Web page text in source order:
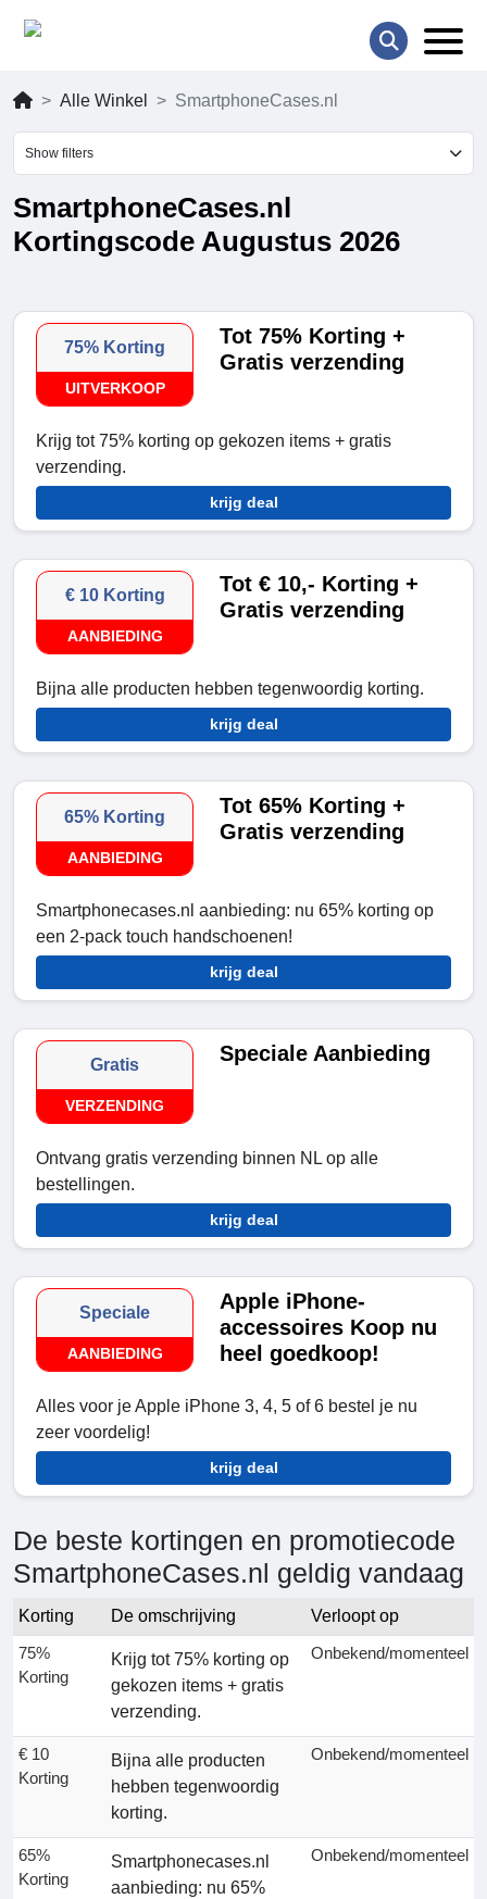
Alle Winkel SmartphoneCases.nl
Show filters
SmartphoneCases.nl
Kortingscode Augustus 2026
75% Korting
UITVERKOOP
Tot 75% Korting +
Gratis verzending
Krijg tot 75% korting op gekozen items + gratis
verzending.
krijg deal
€ 10 Korting
AANBIEDING
Tot € 10,- Korting +
Gratis verzending
Bijna alle producten hebben tegenwoordig korting.
krijg deal
65% Korting
AANBIEDING
Tot 65% Korting +
Gratis verzending
Smartphonecases.nl aanbieding: nu 65% korting op
een 2-pack touch handschoenen!
krijg deal
Gratis
VERZENDING
Speciale Aanbieding
Ontvang gratis verzending binnen NL op alle
bestellingen.
krijg deal
Speciale
AANBIEDING
Apple iPhone-
accessoires Koop nu
heel goedkoop!
Alles voor je Apple iPhone 3, 4, 5 of 6 bestel je nu
zeer voordelig!
krijg deal
De beste kortingen en promotiecode
SmartphoneCases.nl geldig vandaag
Korting De omschrijving
Verloopt op
75%
Korting
Krijg tot 75% korting op
gekozen items + gratis
verzending.
Onbekend/momenteel
€ 10
Korting
Bijna alle producten
hebben tegenwoordig
korting.
Onbekend/momenteel
65%
Korting
Smartphonecases.nl
aanbieding: nu 65%
Onbekend/momenteel